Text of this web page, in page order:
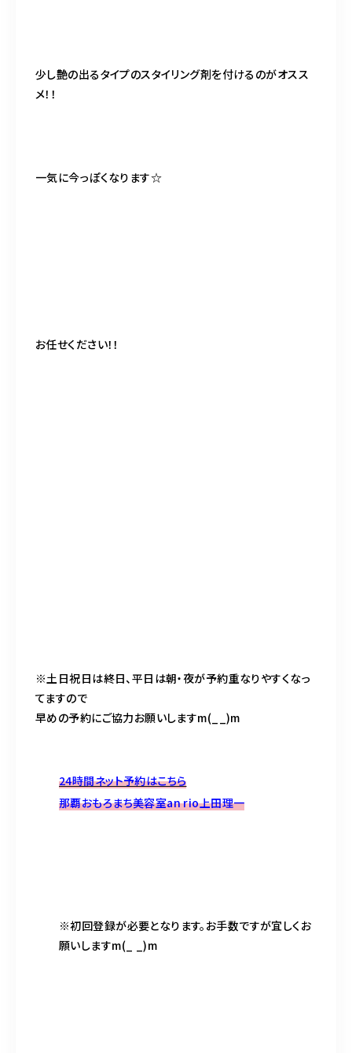
少し艶の出るタイプのスタイリング剤を付けるのがオスス
メ！！
一気に今っぽくなります☆
お任せください！！
※土日祝日は終日、平日は朝・夜が予約重なりやすくなっ
てますので
早めの予約にご協力お願いしますm(__)m
24時間ネット予約はこちら
那覇おもろまち美容室an rio上田理一
※初回登録が必要となります。お手数ですが宜しくお
願いしますm(_ _)m